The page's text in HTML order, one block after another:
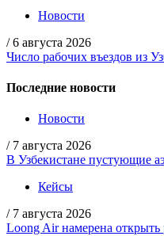
Новости
/ 6 августа 2026
Число рабочих въездов из
Последние новости
Новости
/ 7 августа 2026
В Узбекистане пустующие
Кейсы
/ 7 августа 2026
Loong Air намерена